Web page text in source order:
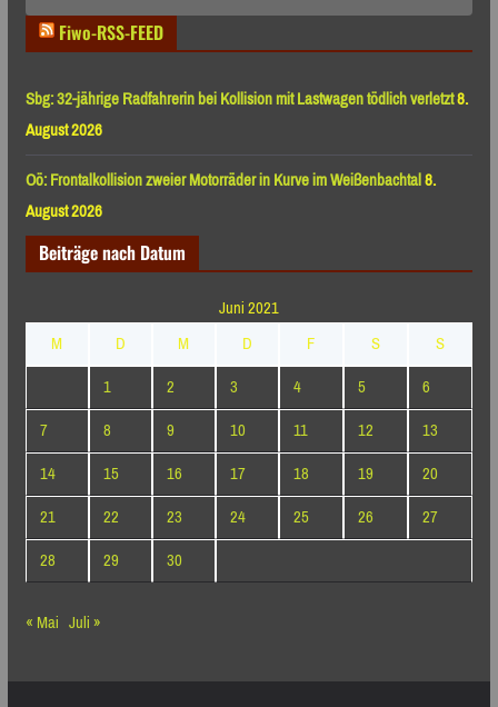
Fiwo-RSS-FEED
Sbg: 32-jährige Radfahrerin bei Kollision mit Lastwagen tödlich verletzt8.
August 2026
Oö: Frontalkollision zweier Motorräder in Kurve im Weißenbachtal8.
August 2026
Beiträge nach Datum
Juni 2021
M
D M D F S
S
1
2 3 4 5
6
7
8 9 10 11 12
13
14
15 16 17 18 19
20
21
22 23 24 25 26
27
28
29
30
« Mai Juli »